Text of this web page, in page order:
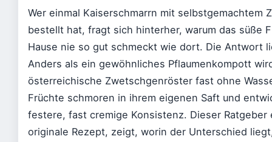
Wer einmal Kaiserschmarrn mit selbstgemachtem
bestellt hat, fragt sich hinterher, warum das süße
Hause nie so gut schmeckt wie dort. Die Antwort
Anders als ein gewöhnliches Pflaumenkompott
österreichische Zwetschgenröster fast ohne
Früchte schmoren in ihrem eigenen Saft und
festere, fast cremige Konsistenz. Dieser Ratgeber
originale Rezept, zeigt, worin der Unterschied